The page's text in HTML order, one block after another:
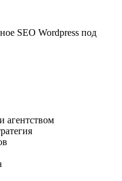
SEO Wordpress под
агентством